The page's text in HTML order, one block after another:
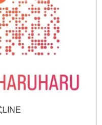
LINE